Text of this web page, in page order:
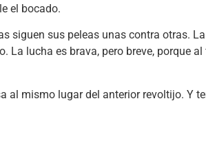
el bocado.
siguen sus peleas unas contra otras.
lucha es brava, pero breve, porque al
al mismo lugar del anterior revoltijo. Y